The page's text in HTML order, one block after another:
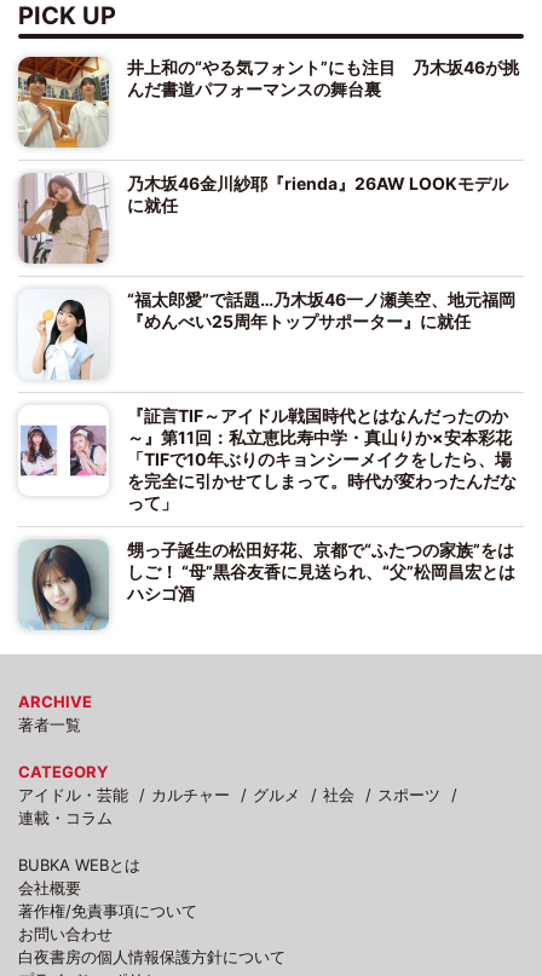
PICK UP
井上和の“やる気フォント”にも注目 乃木坂46が挑
んだ書道パフォーマンスの舞台裏
乃木坂46金川紗耶『rienda』26AW LOOKモデル
に就任
“福太郎愛”で話題…乃木坂46一ノ瀬美空、地元福岡
『めんべい25周年トップサポーター』に就任
『証言TIF～アイドル戦国時代とはなんだったのか
～』第11回：私立恵比寿中学・真山りか×安本彩花
「TIFで10年ぶりのキョンシーメイクをしたら、場
を完全に引かせてしまって。時代が変わったんだな
って」
甥っ子誕生の松田好花、京都で“ふたつの家族”をは
しご！ “母”黒谷友香に見送られ、“父”松岡昌宏とは
ハシゴ酒
ARCHIVE
著者一覧
CATEGORY
アイドル・芸能
カルチャー グルメ 社会
スポーツ
連載・コラム
BUBKA WEBとは
会社概要
著作権/免責事項について
お問い合わせ
白夜書房の個人情報保護方針について